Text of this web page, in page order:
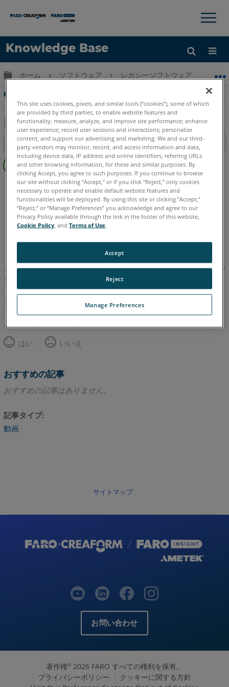
Knowledge Base
言語
×
グローバル階層を展開/折りたたむ
ホーム ソフトウェア レガシーソフトウェア レ
CAD Zoneのラーニングセンター
PDF
と
し
て
目次
ッ
FARO CAD Zone Crime & Crash Fire & Insurance
英語
この記事は翻訳されていません。英語版を見るにはここをクリッ
クしてください。
このページのトップへ
この記事は役に立ちましたか？
はい
いいえ
おすすめの記事
おすすめの記事はありません。
記事タイプ
動画
サイトマップ
お問い合わせ
著作権©2026 FARO すべての権利を保有。
プライバシーポリシー
クッキーに関する方針
This site uses cookies, pixels, and similar tools (“cookies”), some of which
are provided by third parties, to enable website features and
functionality; measure, analyze, and improve site performance; enhance
user experience; record user sessions and interactions; personalize
content; and support our advertising and marketing. We and our third-
party vendors may monitor, record, and access information and data,
including device data, IP address and online identifiers, referring URLs
and other browsing information, for these and similar purposes. By
clicking Accept, you agree to such purposes. If you continue to browse
our site without clicking “Accept,” or if you click “Reject,” only cookies
necessary to operate and enable default website features and
functionalities will be deployed. By using this site or clicking “Accept,”
“Reject,” or “Manage Preferences” you acknowledge and agree to our
Privacy Policy available through the link in the footer of this website,
Cookie Policy , andTerms of Use.
Manage Preferences
Reject
Accept